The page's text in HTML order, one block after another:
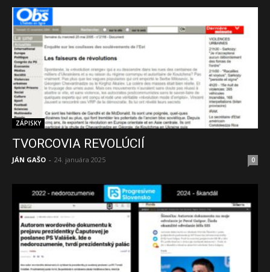
ZÁPISKY
TVORCOVIA REVOLÚCIÍ
JÁN GAŠO - 24. januára 2025 0